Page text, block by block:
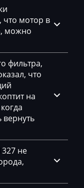
что мотор в
можно
фильтра,
что
на
вернуть
327 не